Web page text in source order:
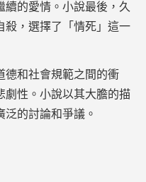
的愛情。小說最後，久
殺，選擇了「情死」這一
德和社會規範之間的衝
劇性。小說以其大膽的描
的討論和爭議。